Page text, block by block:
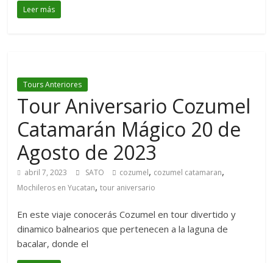
Leer más
Tours Anteriores
Tour Aniversario Cozumel
Catamarán Mágico 20 de
Agosto de 2023
abril 7, 2023 SATO cozumel, cozumel catamaran,
Mochileros en Yucatan,tour aniversario
En este viaje conocerás Cozumel en tour divertido y
dinamico balnearios que pertenecen a la laguna de
bacalar, donde el